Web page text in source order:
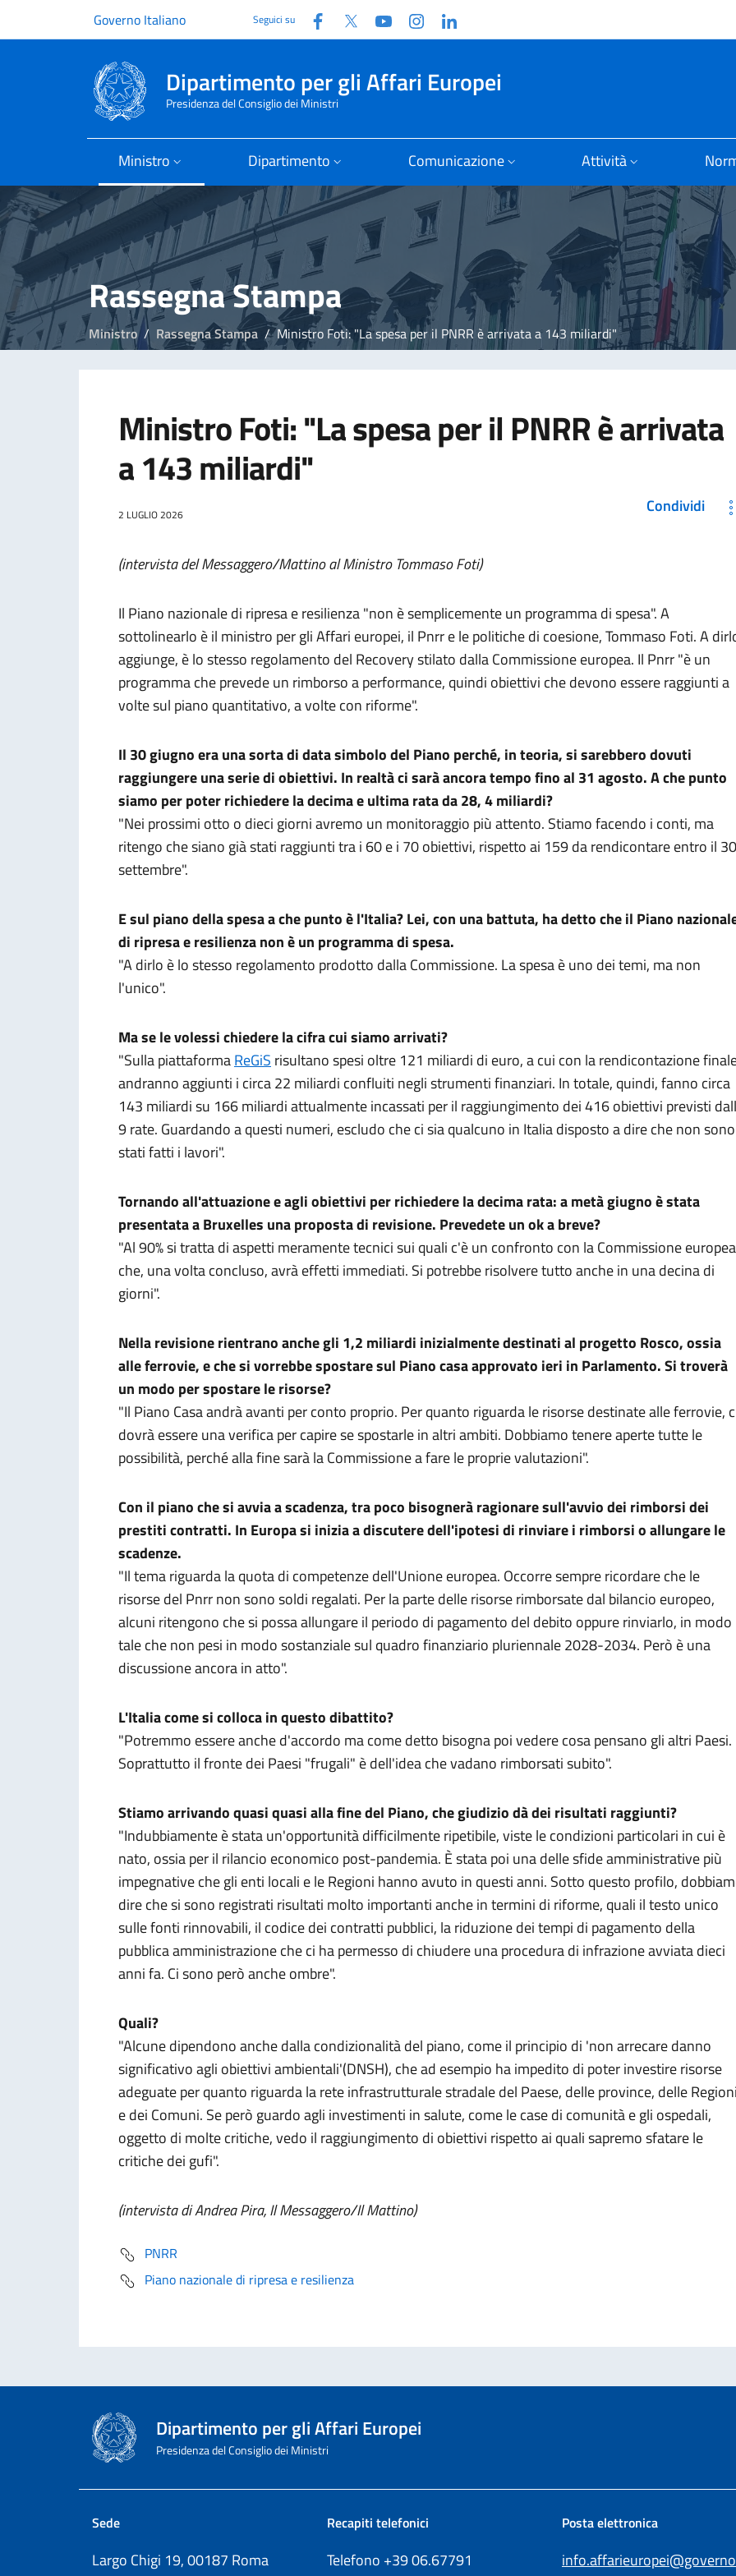
Governo Italiano Seguici su Facebook
Twitter YouTubeInstagram
Dipartimento per gli Affari Europei
Presidenza del Consiglio dei Ministri
Ministro Dipartimento Comunicazione Attività
Rassegna Stampa
Ministro Rassegna Stampa Ministro Foti: "La spesa per il PNRR è arrivata a 143 miliardi"
Ministro Foti: "La spesa per il PNRR è arrivata
a 143 miliardi"
2 LUGLIO 2026 Condividi
(intervista del Messaggero/Mattino al Ministro Tommaso Foti)
Il Piano nazionale di ripresa e resilienza "non è semplicemente un programma di spesa". A
sottolinearlo è il ministro per gli Affari europei, il Pnrr e le politiche di coesione, Tommaso Foti. A
aggiunge, è lo stesso regolamento del Recovery stilato dalla Commissione europea. Il Pnrr "è un
programma che prevede un rimborso a performance, quindi obiettivi che devono essere raggiunti a
volte sul piano quantitativo, a volte con riforme".
Il 30 giugno era una sorta di data simbolo del Piano perché, in teoria, si sarebbero dovuti
raggiungere una serie di obiettivi. In realtà ci sarà ancora tempo fino al 31 agosto. A che punto
siamo per poter richiedere la decima e ultima rata da 28, 4 miliardi?
"Nei prossimi otto o dieci giorni avremo un monitoraggio più attento. Stiamo facendo i conti, ma
ritengo che siano già stati raggiunti tra i 60 e i 70 obiettivi, rispetto ai 159 da rendicontare entro il 30
settembre".
E sul piano della spesa a che punto è l'Italia? Lei, con una battuta, ha detto che il Piano
di ripresa e resilienza non è un programma di spesa.
"A dirlo è lo stesso regolamento prodotto dalla Commissione. La spesa è uno dei temi, ma non
l'unico".
Ma se le volessi chiedere la cifra cui siamo arrivati?
"Sulla piattaformaReGiS risultano spesi oltre 121 miliardi di euro, a cui con la rendicontazione
andranno aggiunti i circa 22 miliardi confluiti negli strumenti finanziari. In totale, quindi, fanno circa
143 miliardi su 166 miliardi attualmente incassati per il raggiungimento dei 416 obiettivi previsti
9 rate. Guardando a questi numeri, escludo che ci sia qualcuno in Italia disposto a dire che non sono
stati fatti i lavori".
Tornando all'attuazione e agli obiettivi per richiedere la decima rata: a metà giugno è stata
presentata a Bruxelles una proposta di revisione. Prevedete un ok a breve?
"Al 90% si tratta di aspetti meramente tecnici sui quali c'è un confronto con la Commissione europea
che, una volta concluso, avrà effetti immediati. Si potrebbe risolvere tutto anche in una decina di
giorni".
Nella revisione rientrano anche gli 1,2 miliardi inizialmente destinati al progetto Rosco, ossia
alle ferrovie, e che si vorrebbe spostare sul Piano casa approvato ieri in Parlamento. Si troverà
un modo per spostare le risorse?
"Il Piano Casa andrà avanti per conto proprio. Per quanto riguarda le risorse destinate alle ferrovie,
dovrà essere una verifica per capire se spostarle in altri ambiti. Dobbiamo tenere aperte tutte le
possibilità, perché alla fine sarà la Commissione a fare le proprie valutazioni".
Con il piano che si avvia a scadenza, tra poco bisognerà ragionare sull'avvio dei rimborsi dei
prestiti contratti. In Europa si inizia a discutere dell'ipotesi di rinviare i rimborsi o allungare le
scadenze.
"Il tema riguarda la quota di competenze dell'Unione europea. Occorre sempre ricordare che le
risorse del Pnrr non sono soldi regalati. Per la parte delle risorse rimborsate dal bilancio europeo,
alcuni ritengono che si possa allungare il periodo di pagamento del debito oppure rinviarlo, in modo
tale che non pesi in modo sostanziale sul quadro finanziario pluriennale 2028-2034. Però è una
discussione ancora in atto".
L'Italia come si colloca in questo dibattito?
"Potremmo essere anche d'accordo ma come detto bisogna poi vedere cosa pensano gli altri Paesi.
Soprattutto il fronte dei Paesi "frugali" è dell'idea che vadano rimborsati subito".
Stiamo arrivando quasi quasi alla fine del Piano, che giudizio dà dei risultati raggiunti?
"Indubbiamente è stata un'opportunità difficilmente ripetibile, viste le condizioni particolari in cui è
nato, ossia per il rilancio economico post-pandemia. È stata poi una delle sfide amministrative più
impegnative che gli enti locali e le Regioni hanno avuto in questi anni. Sotto questo profilo,
dire che si sono registrati risultati molto importanti anche in termini di riforme, quali il testo unico
sulle fonti rinnovabili, il codice dei contratti pubblici, la riduzione dei tempi di pagamento della
pubblica amministrazione che ci ha permesso di chiudere una procedura di infrazione avviata dieci
anni fa. Ci sono però anche ombre".
Quali?
"Alcune dipendono anche dalla condizionalità del piano, come il principio di 'non arrecare danno
significativo agli obiettivi ambientali'(DNSH), che ad esempio ha impedito di poter investire risorse
adeguate per quanto riguarda la rete infrastrutturale stradale del Paese, delle province, delle
e dei Comuni. Se però guardo agli investimenti in salute, come le case di comunità e gli ospedali,
oggetto di molte critiche, vedo il raggiungimento di obiettivi rispetto ai quali sapremo sfatare le
critiche dei gufi".
(intervista di Andrea Pira, Il Messaggero/Il Mattino)
PNRR
Piano nazionale di ripresa e resilienza
Dipartimento per gli Affari Europei
Presidenza del Consiglio dei Ministri
Sede
Largo Chigi 19, 00187 Roma
Recapiti telefonici
Telefono +3906.67791
Posta elettronica